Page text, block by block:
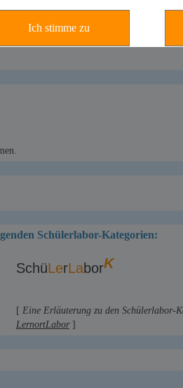
Schülerlabor-Kategorien:
SchüLerLaborK
[ Eine Erläuterung zu den Schülerlabor-
LernortLabor]